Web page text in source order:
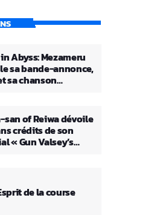
Abyss: Mezameru
sa bande-annonce,
sa chanson
san of Reiwa dévoile
crédits de son
« Gun Valsey’s
de la course